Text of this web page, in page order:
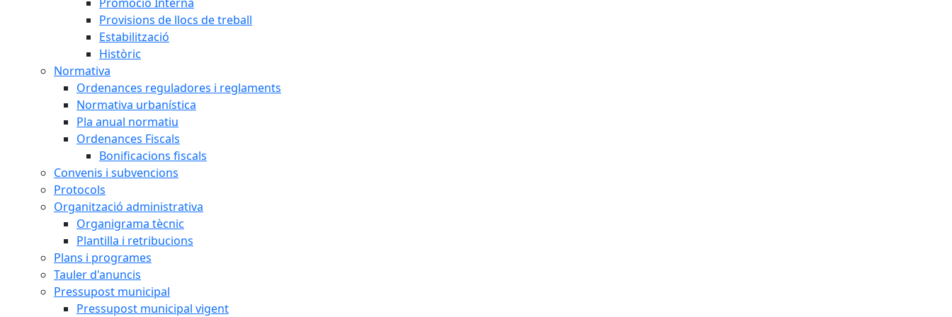
Provisions de llocs de treball
Estabilització
Històric
Normativa
Ordenances reguladores i reglaments
Normativa urbanística
Pla anual normatiu
Ordenances Fiscals
Bonificacions fiscals
Convenis i subvencions
Protocols
Organització administrativa
Organigrama tècnic
Plantilla i retribucions
Plans i programes
Tauler d'anuncis
Pressupost municipal
Pressupost municipal vigent